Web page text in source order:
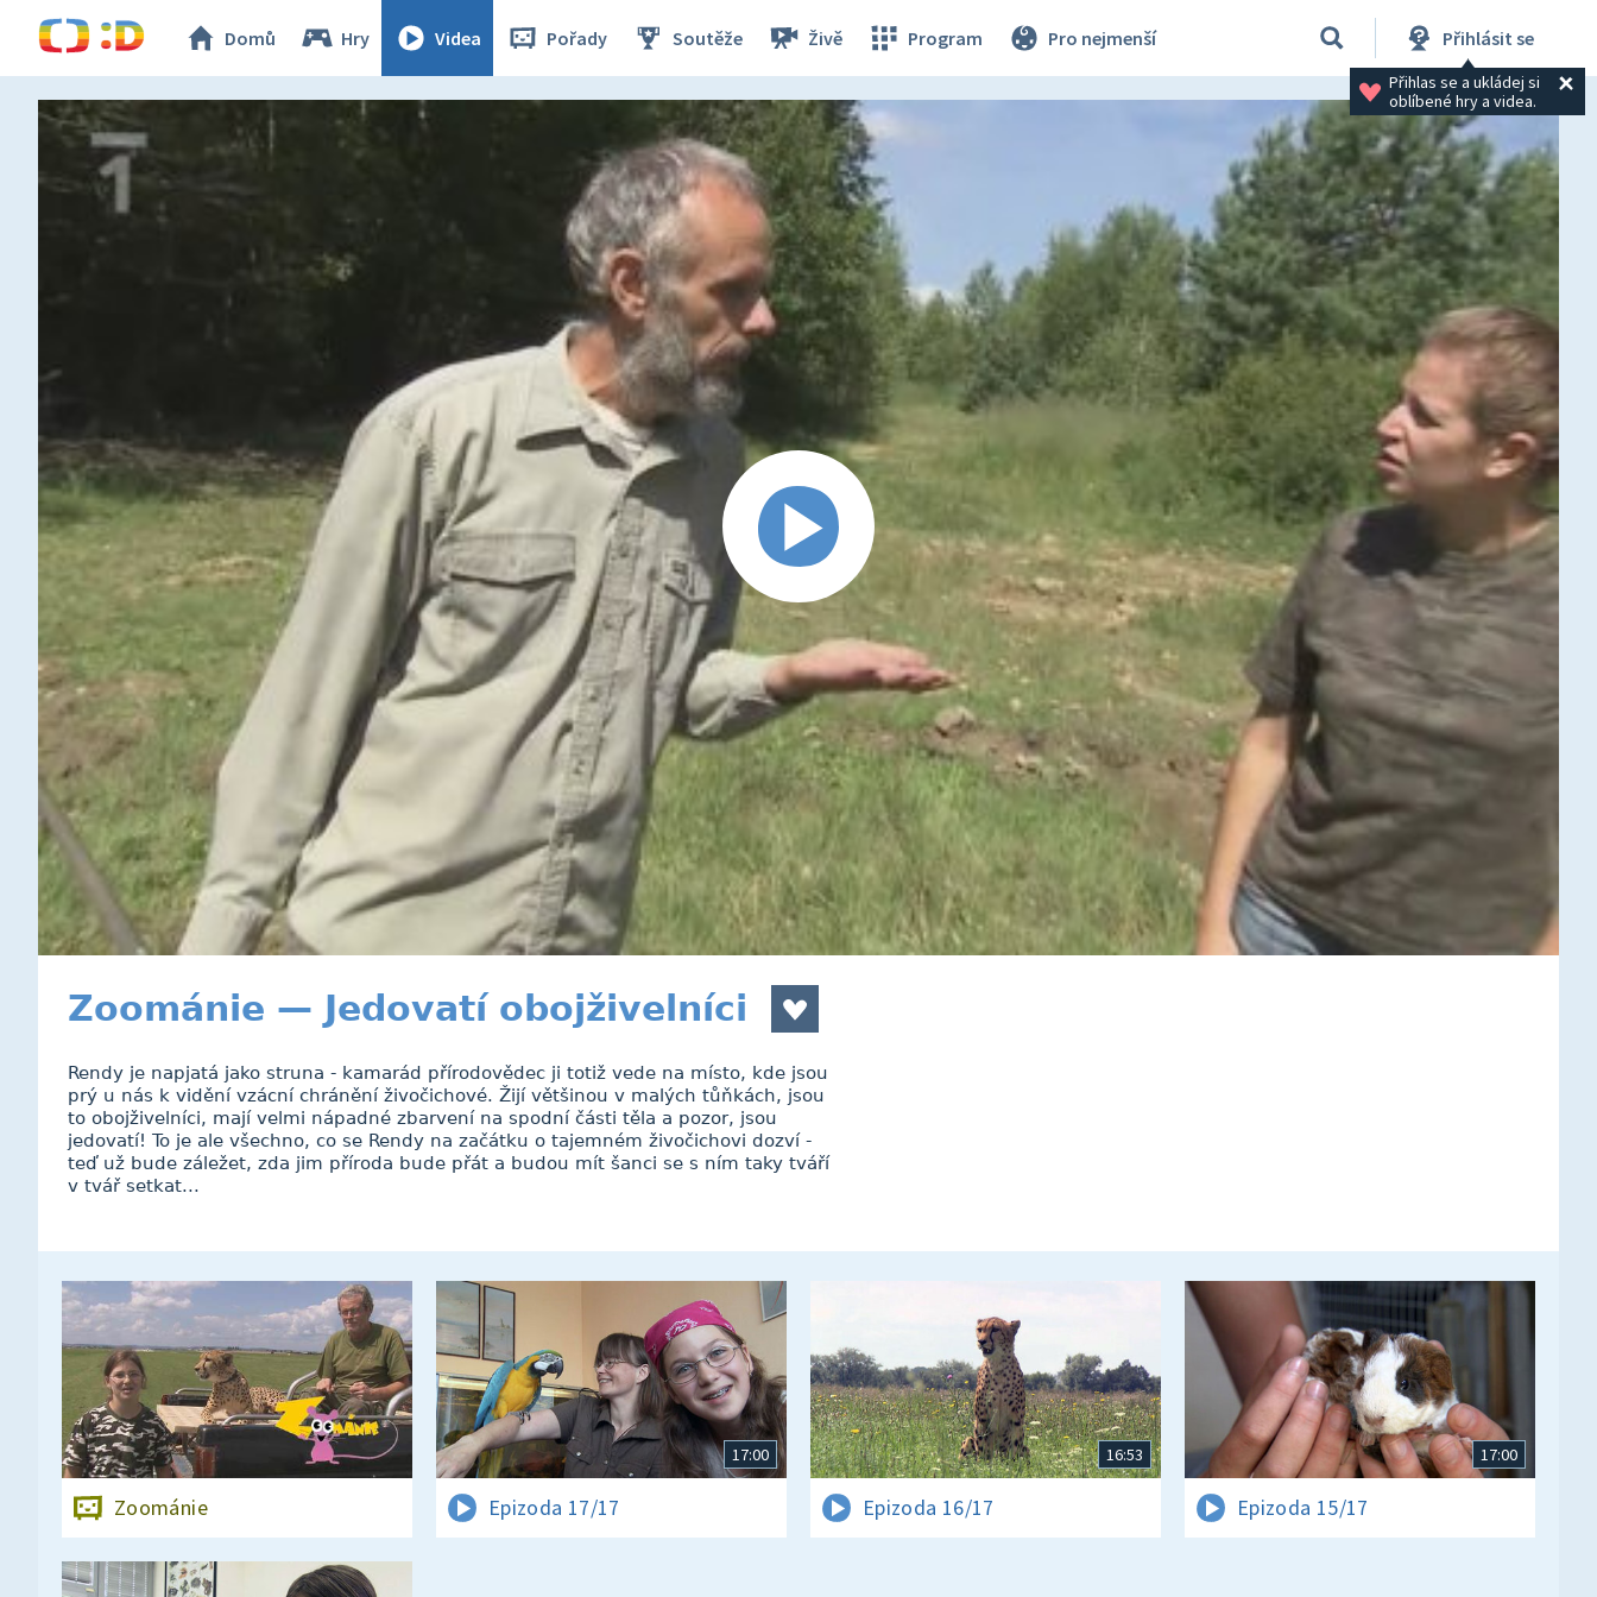
Domů Hry Videa Pořady Soutěže Živě Program Pro nejmenší Přihlásit se
Přihlas se a ukládej si
oblíbené hry a videa.
Zoománie — Jedovatí obojživelníci
Rendy je napjatá jako struna - kamarád přírodovědec ji totiž vede na místo, kde jsou
prý u nás k vidění vzácní chránění živočichové. Žijí většinou v malých tůňkách, jsou
to obojživelníci, mají velmi nápadné zbarvení na spodní části těla a pozor, jsou
jedovatí! To je ale všechno, co se Rendy na začátku o tajemném živočichovi dozví -
teď už bude záležet, zda jim příroda bude přát a budou mít šanci se s ním taky tváří
v tvář setkat...
Zoománie
17:00
Epizoda 17/17
16:53
Epizoda 16/17
17:00
Epizoda 15/17